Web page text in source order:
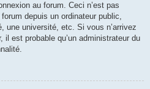
au forum. Ceci n’est pas
depuis un ordinateur public,
une université, etc. Si vous n’arrivez
est probable qu’un administrateur du